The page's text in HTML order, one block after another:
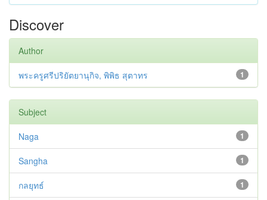
Discover
Author
1
พระครูศรีปริยัตยานุกิจ, พิพิธ สุตาทร
Subject
1
Naga
1
Sangha
1
กลยุทธ์